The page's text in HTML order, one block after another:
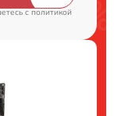
cполитикой